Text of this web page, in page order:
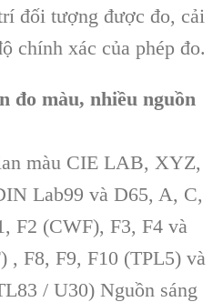
đối tượng được đo, cải
chính xác của phép đo.
đo màu, nhiều nguồn
màu CIE LAB, XYZ,
Lab99 và D65, A, C,
F2 (CWF), F3, F4 và
, F8, F9, F10 (TPL5) và
/ U30) Nguồn sáng